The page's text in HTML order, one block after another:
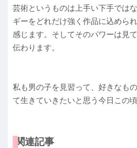
芸術というものは上手い下手では
ギーをどれだけ強く作品に込めら
感じます。そしてそのパワーは見
伝わります。
私も男の子を見習って、好きなも
て生きていきたいと思う今日この頃
関連記事